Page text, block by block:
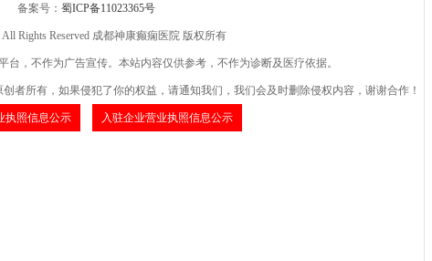
备案号： 蜀ICP备11023365号
Rights Reserved 成都神康癫痫医院 版权所有
台，不作为广告宣传。本站内容仅供参考，不作为诊断及医疗依据。
者所有，如果侵犯了你的权益，请通知我们，我们会及时删除侵权内容，谢谢合作！
执照信息公示 入驻企业营业执照信息公示